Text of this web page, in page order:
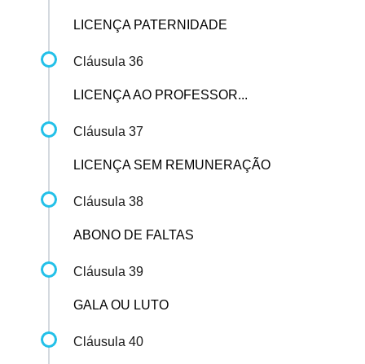
LICENÇA PATERNIDADE
Cláusula 36
LICENÇA AO PROFESSOR...
Cláusula 37
LICENÇA SEM REMUNERAÇÃO
Cláusula 38
ABONO DE FALTAS
Cláusula 39
GALA OU LUTO
Cláusula 40